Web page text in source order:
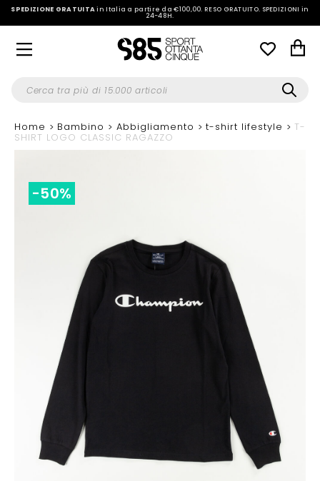
SPEDIZIONE GRATUITAin Italia a partire da €100,00.RESO GRATUITO. SPEDIZIONI in
24-48H.
Home Bambino Abbigliamento t-shirt lifestyle T-
SHIRT LOGO CLASSIC RAGAZZO
-50%